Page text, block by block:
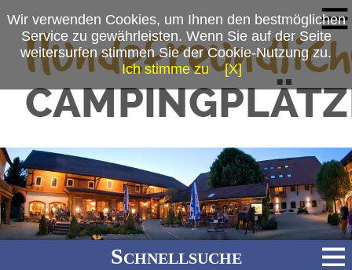
Schnellsuche
Wir verwenden Cookies, um Ihnen den bestmöglichen
Service zu gewährleisten. Wenn Sie auf der Seite
weitersurfen stimmen Sie der Cookie-Nutzung zu.
Ich stimme zu
[X]